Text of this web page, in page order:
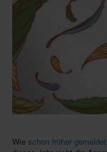
Wie schon früher